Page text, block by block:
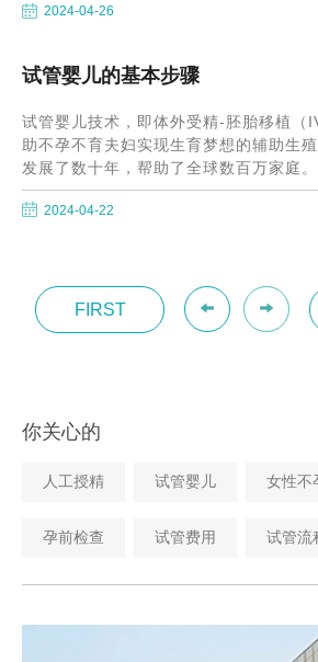
2024-04-26
试管婴儿的基本步骤
试管婴儿技术，即体外受精-胚胎移植（
助不孕不育夫妇实现生育梦想的辅助生
发展了数十年，帮助了全球数百万家庭
婴儿的基本步骤，帮助患者更好地理解
2024-04-22
FIRST
你关心的
人工授精 试管婴儿 女性不
孕前检查 试管费用 试管流